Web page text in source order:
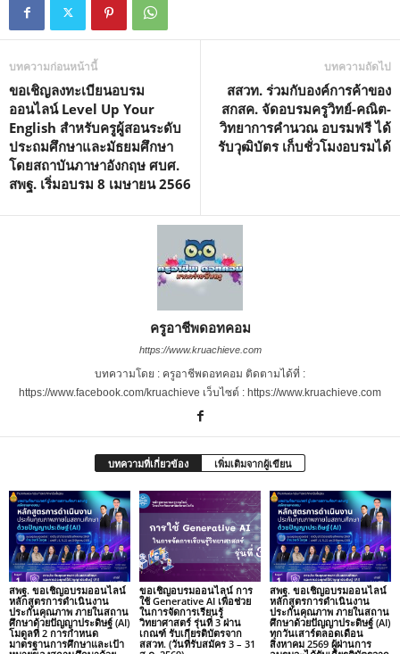
บทความก่อนหน้านี้
ขอเชิญลงทะเบียนอบรม
ออนไลน์ Level Up Your
English สำหรับครูผู้สอนระดับ
ประถมศึกษาและมัธยมศึกษา
โดยสถาบันภาษาอังกฤษ ศบศ.
สพฐ. เริ่มอบรม 8 เมษายน 2566
บทความถัดไป
สสวท. ร่วมกับองค์การค้าของ
สกสค. จัดอบรมครูวิทย์-คณิต-
วิทยาการคำนวณ อบรมฟรี ได้
รับวุฒิบัตร เก็บชั่วโมงอบรมได้
ครูอาชีพดอทคอม
https://www.kruachieve.com
บทความโดย : ครูอาชีพดอทคอม ติดตามได้ที่ :
https://www.facebook.com/kruachieve เว็บไซต์ : https://www.kruachieve.com
บทความที่เกี่ยวข้อง เพิ่มเติมจากผู้เขียน
สพฐ. ขอเชิญอบรมออนไลน์
หลักสูตรการดำเนินงาน
ประกันคุณภาพ ภายในสถาน
ศึกษาด้วยปัญญาประดิษฐ์ (AI)
โมดูลที่ 2 การกำหนด
มาตรฐานการศึกษาและเป้า
ขอเชิญอบรมออนไลน์ การ
ใช้ Generative AI เพื่อช่วย
ในการจัดการเรียนรู้
วิทยาศาสตร์ รุ่นที่ 3 ผ่าน
เกณฑ์ รับเกียรติบัตรจาก
สสวท. (วันที่รับสมัคร 3 – 31
สพฐ. ขอเชิญอบรมออนไลน์
หลักสูตรการดำเนินงาน
ประกันคุณภาพ ภายในสถาน
ศึกษาด้วยปัญญาประดิษฐ์ (AI)
ทุกวันเสาร์ตลอดเดือน
สิงหาคม 2569 ผู้ผ่านการ